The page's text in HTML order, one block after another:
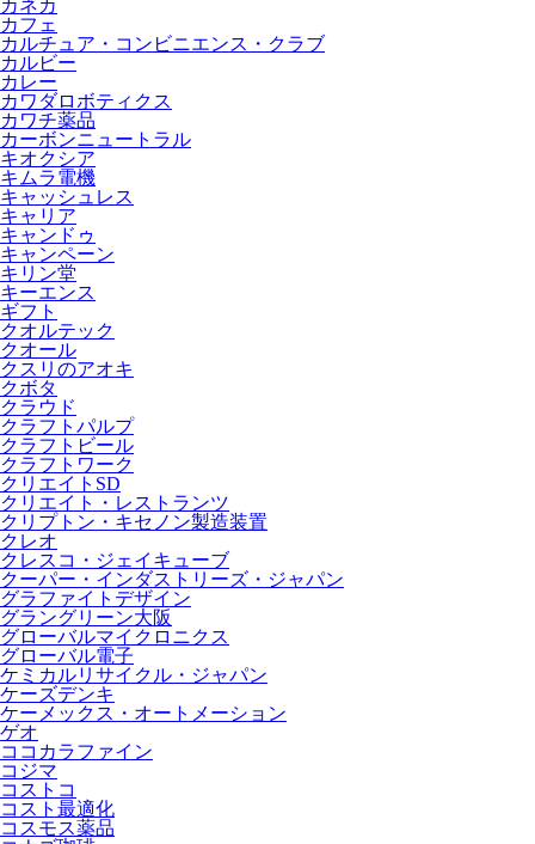
カネカ
カフェ
カルチュア・コンビニエンス・クラブ
カルビー
カレー
カワダロボティクス
カワチ薬品
カーボンニュートラル
キオクシア
キムラ電機
キャッシュレス
キャリア
キャンドゥ
キャンペーン
キリン堂
キーエンス
ギフト
クオルテック
クオール
クスリのアオキ
クボタ
クラウド
クラフトパルプ
クラフトビール
クラフトワーク
クリエイトSD
クリエイト・レストランツ
クリプトン・キセノン製造装置
クレオ
クレスコ・ジェイキューブ
クーパー・インダストリーズ・ジャパン
グラファイトデザイン
グラングリーン大阪
グローバルマイクロニクス
グローバル電子
ケミカルリサイクル・ジャパン
ケーズデンキ
ケーメックス・オートメーション
ゲオ
ココカラファイン
コジマ
コストコ
コスト最適化
コスモス薬品